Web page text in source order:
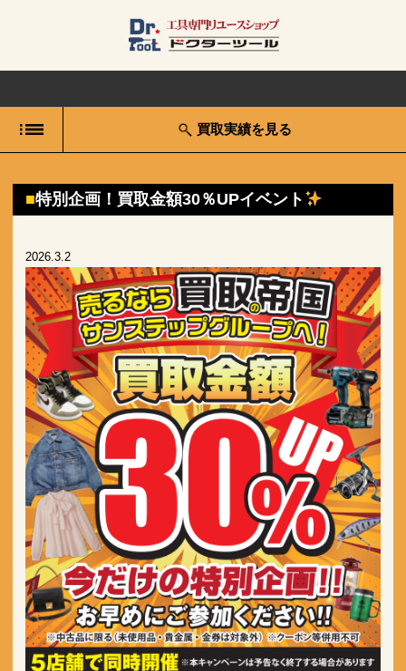
買取実績を見る
特別企画！買取金額30％UPイベント
2026.3.2